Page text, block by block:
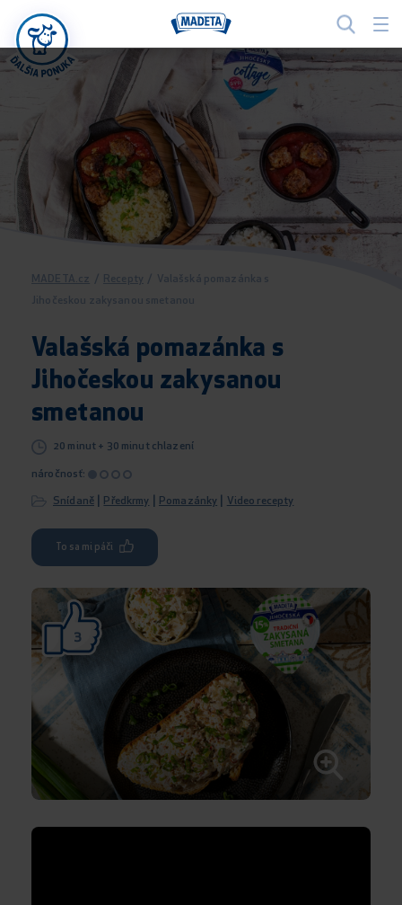
MADETA.cz / Recepty /
Valašská pomazánka s
Jihočeskou zakysanou smetanou
Valašská pomazánka s
Jihočeskou zakysanou
smetanou
20 minut + 30 minut chlazení
náročnosť:
Snídaně| Předkrmy Pomazánky Video recepty
To sa mi páči
3